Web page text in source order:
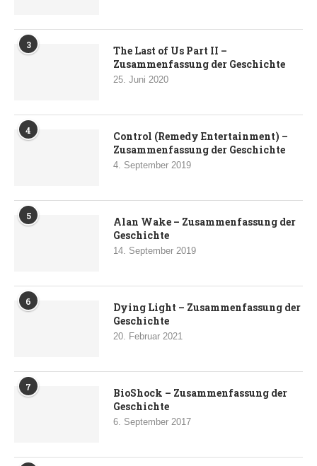
3
The Last of Us Part II –
Zusammenfassung der Geschichte
25. Juni 2020
4
Control (Remedy Entertainment) –
Zusammenfassung der Geschichte
4. September 2019
5
Alan Wake – Zusammenfassung der
Geschichte
14. September 2019
6
Dying Light – Zusammenfassung der
Geschichte
20. Februar 2021
7
BioShock – Zusammenfassung der
Geschichte
6. September 2017